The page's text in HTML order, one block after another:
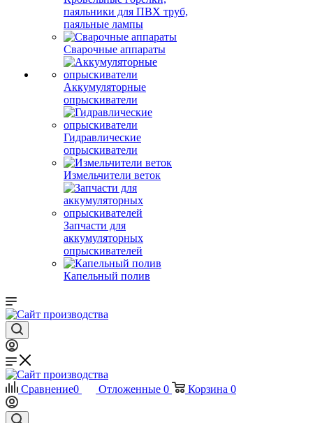
паяльники для ПВХ труб,
паяльные лампы
Сварочные аппараты
Аккумуляторные
опрыскиватели
Гидравлические
опрыскиватели
Измельчители веток
Запчасти для
аккумуляторных
опрыскивателей
Капельный полив
Сравнение0 Отложенные 0 Корзина 0